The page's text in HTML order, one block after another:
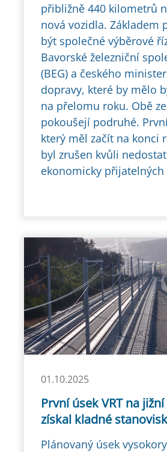
přibližně 440 kilometrů
nová vozidla. Základem
být společné výběrové
Bavorské železniční
(BEG) a českého
dopravy, které by mělo
na přelomu roku. Obě
pokoušejí podruhé.
který měl začít na konci
byl zrušen kvůli
ekonomicky přijatelných
01.10.2025
První úsek VRT na
získal kladné
Plánovaný úsek